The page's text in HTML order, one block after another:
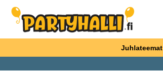
Ostoskori laajennettu Partyhallen AB
Juhlateemat